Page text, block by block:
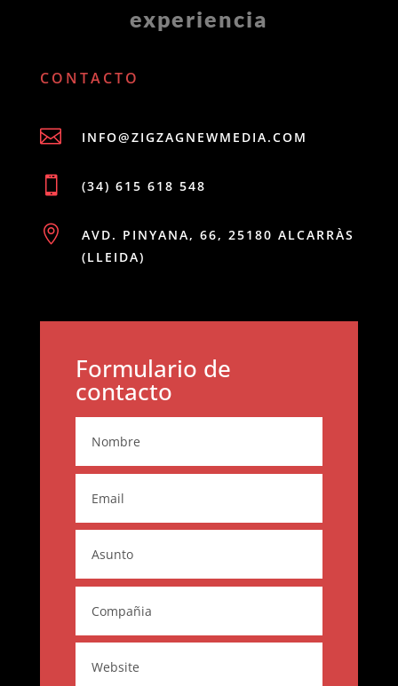
experiencia
CONTACTO
 INFO@ZIGZAGNEWMEDIA.COM
 (34) 615 618 548

AVD. PINYANA, 66, 25180 ALCARRÀS
(LLEIDA)
Formulario de
contacto